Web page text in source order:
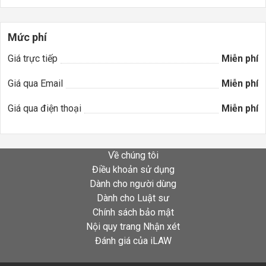
Mức phí
Giá trực tiếp Miễn phí
Giá qua Email Miễn phí
Giá qua điện thoại Miễn phí
Về chúng tôi
Điều khoản sử dụng
Dành cho người dùng
Dành cho Luật sư
Chính sách bảo mật
Nội quy trang Nhận xét
Đánh giá của iLAW